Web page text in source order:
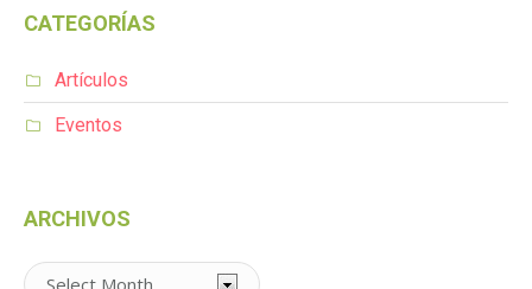
CATEGORÍAS
Artículos
Eventos
ARCHIVOS
Archivos